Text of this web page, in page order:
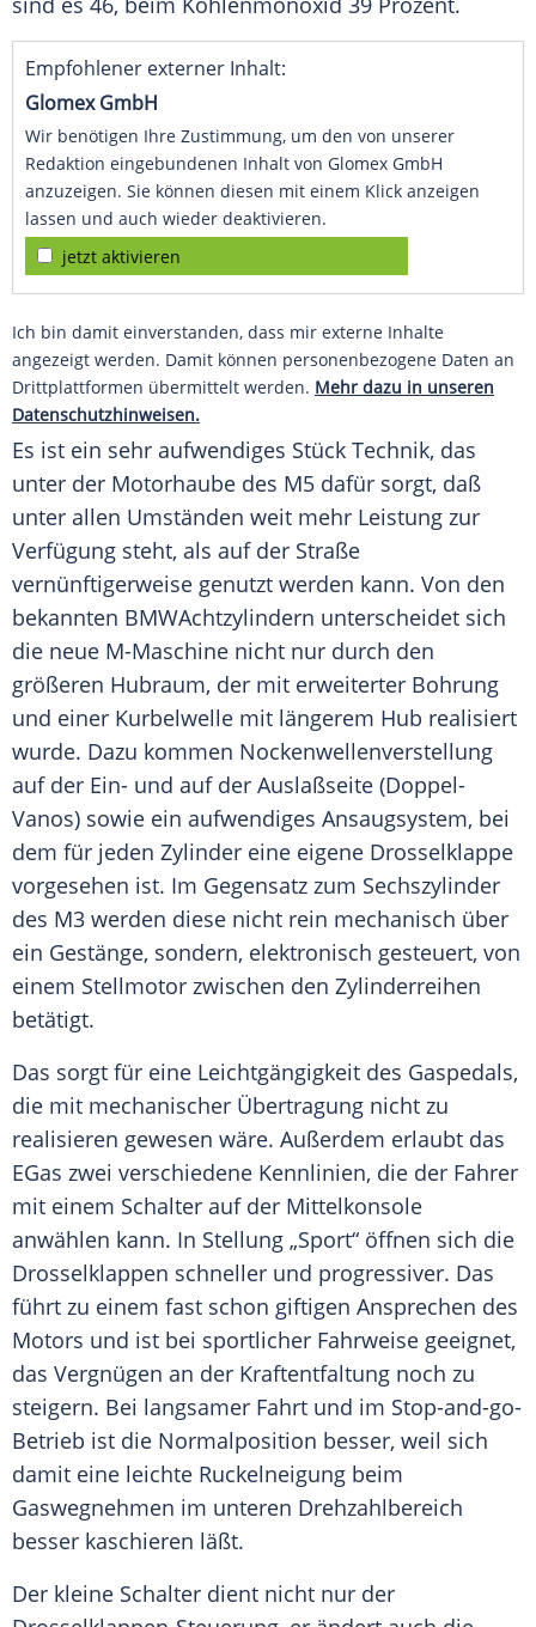
Empfohlener externer Inhalt:
Glomex GmbH
Wir benötigen Ihre Zustimmung, um den von unserer
Redaktion eingebundenen Inhalt von Glomex GmbH
anzuzeigen. Sie können diesen mit einem Klick anzeigen
lassen und auch wieder deaktivieren.
jetzt aktivieren
Ich bin damit einverstanden, dass mir externe Inhalte
angezeigt werden. Damit können personenbezogene Daten an
Drittplattformen übermittelt werden. Mehr dazu in unseren
Datenschutzhinweisen.
Es ist ein sehr aufwendiges Stück Technik, das
unter der Motorhaube des M5 dafür sorgt, daß
unter allen Umständen weit mehr Leistung zur
Verfügung steht, als auf der Straße
vernünftigerweise genutzt werden kann. Von den
bekannten BMWAchtzylindern unterscheidet sich
die neue M-Maschine nicht nur durch den
größeren Hubraum, der mit erweiterter Bohrung
und einer Kurbelwelle mit längerem Hub realisiert
wurde. Dazu kommen Nockenwellenverstellung
auf der Ein- und auf der Auslaßseite (Doppel-
Vanos) sowie ein aufwendiges Ansaugsystem, bei
dem für jeden Zylinder eine eigene Drosselklappe
vorgesehen ist. Im Gegensatz zum Sechszylinder
des M3 werden diese nicht rein mechanisch über
ein Gestänge, sondern, elektronisch gesteuert, von
einem Stellmotor zwischen den Zylinderreihen
betätigt.
Das sorgt für eine Leichtgängigkeit des Gaspedals,
die mit mechanischer Übertragung nicht zu
realisieren gewesen wäre. Außerdem erlaubt das
EGas zwei verschiedene Kennlinien, die der Fahrer
mit einem Schalter auf der Mittelkonsole
anwählen kann. In Stellung „Sport“ öffnen sich die
Drosselklappen schneller und progressiver. Das
führt zu einem fast schon giftigen Ansprechen des
Motors und ist bei sportlicher Fahrweise geeignet,
das Vergnügen an der Kraftentfaltung noch zu
steigern. Bei langsamer Fahrt und im Stop-and-go-
Betrieb ist die Normalposition besser, weil sich
damit eine leichte Ruckelneigung beim
Gaswegnehmen im unteren Drehzahlbereich
besser kaschieren läßt.
Der kleine Schalter dient nicht nur der